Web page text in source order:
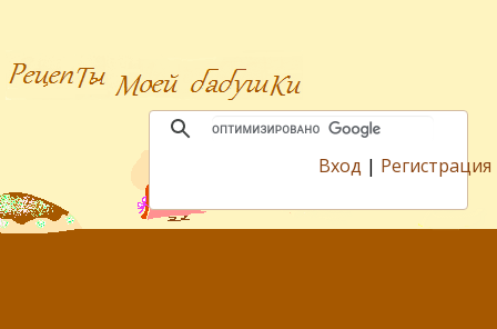
Вход | Регистрация